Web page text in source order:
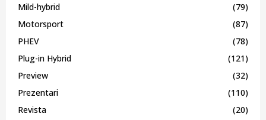
Mild-hybrid
(79)
Motorsport
(87)
PHEV
(78)
Plug-in Hybrid
(121)
Preview
(32)
Prezentari
(110)
Revista
(20)